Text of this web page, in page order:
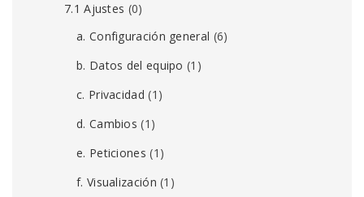
7.1 Ajustes (0)
a. Configuración general (6)
b. Datos del equipo (1)
c. Privacidad (1)
d. Cambios (1)
e. Peticiones (1)
f. Visualización (1)